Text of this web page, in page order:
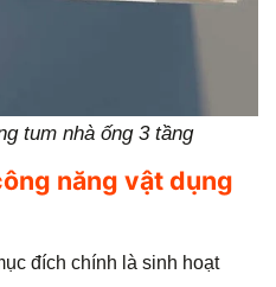
tum nhà ống 3 tầng
năng vật dụng
đích chính là sinh hoạt